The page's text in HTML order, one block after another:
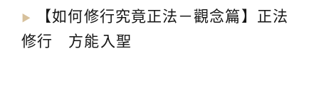
▶︎
【如何修行究竟正法－觀念篇】正法
修行 方能入聖